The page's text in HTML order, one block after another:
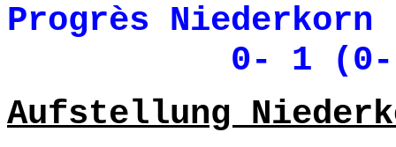
Progrès
0- 1 (0-
Aufstellung